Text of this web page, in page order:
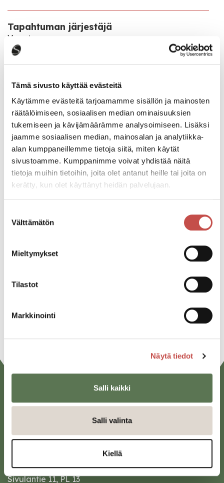
Tämä sivusto käyttää evästeitä
Käytämme evästeitä tarjoamamme sisällön ja mainosten
räätälöimiseen, sosiaalisen median ominaisuuksien
tukemiseen ja kävijämäärämme analysoimiseen. Lisäksi
jaamme sosiaalisen median, mainosalan ja analytiikka-
alan kumppaneillemme tietoja siitä, miten käytät
sivustoamme. Kumppanimme voivat yhdistää näitä
tietoja muihin tietoihin, joita olet antanut heille tai joita on
kerätty, kun olet käyttänyt heidän palvelujaan.
valinta
Välttämätön
Mieltymykset
Tilastot
Markkinointi
Näytä tiedot
Salli kaikki
Salli valinta
Kiellä
Tapahtuman järjestäjä
Vaput ry
Tapahtumapaikka
Pääsymaksu
Ohjelma 10 € ovelta tai Netticketistä
https://www.netticket.fi/laulujen-loimu-konsertti
Konsertin kesto on viitteellinen.
Katso kaikki tapahtumat
Facebook
URL
Saarijärven kaupunki
Sivulantie 11, PL 13